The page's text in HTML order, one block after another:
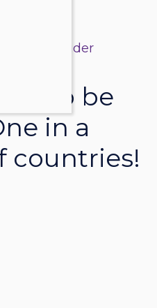
Provider
to be
in a
countries!